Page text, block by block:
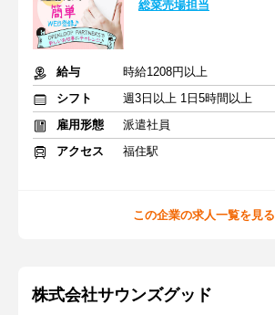
総菜売場担当
給与
時給1208円以上
シフト
週3日以上 1日5時間以上
雇用形態
派遣社員
アクセス
福住駅
この企業の求人一覧を見る
株式会社サウンズグッド